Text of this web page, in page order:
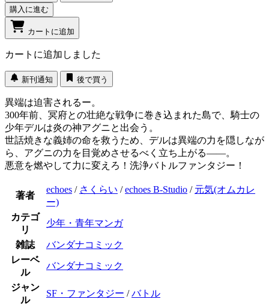
購入に進む
カートに追加
カートに追加しました
新刊通知 後で買う
異端は迫害されるー。
300年前、冥府との壮絶な戦争に巻き込まれた島で、騎士の
少年デルは炎の神アグニと出会う。
世話焼きな義姉の命を救うため、デルは異端の力を隠しなが
ら、アグニの力を目覚めさせるべく立ち上がる――。
悪意を燃やして力に変えろ！洗浄バトルファンタジー！
著者
echoes / さくらい /echoes B-Studio / 元気(オムカレ
ー)
カテゴ
リ
少年・青年マンガ
雑誌
バンダナコミック
レーベ
ル
バンダナコミック
ジャン
ル
SF・ファンタジー /バトル